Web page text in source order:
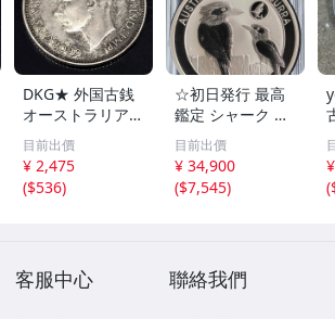
DKG★ 外国古銭
オーストラリア
ジョージ6世 6ペ
ンス 銀貨 1946年
ラッキー6ペンス
GEORGIVS SIXP
目前出價
¥ 2,475
($536)
☆初日発行 最高
鑑定 シャーク サ
メ プリヴィマー
ク☆ 2017年 オー
ストラリア ワラ
イカワセミ 銀貨
目前出價
¥ 34,900
($7,545)
(
客服中心 聯絡我們